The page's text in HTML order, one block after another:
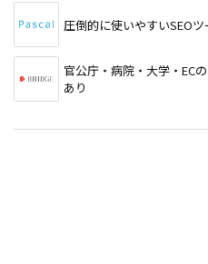
圧倒的に使いやすいSEOツ
官公庁・病院・大学・EC
あり